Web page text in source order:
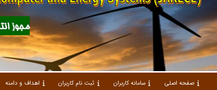
صفحه اصلی سامانه کاربران ثبت نام کاربران اهداف و دامنه